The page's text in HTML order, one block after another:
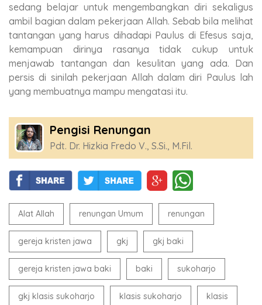
sedang belajar untuk mengembangkan diri sekaligus
ambil bagian dalam pekerjaan Allah. Sebab bila melihat
tantangan yang harus dihadapi Paulus di Efesus saja,
kemampuan dirinya rasanya tidak cukup untuk
menjawab tantangan dan kesulitan yang ada. Dan
persis di sinilah pekerjaan Allah dalam diri Paulus lah
yang membuatnya mampu mengatasi itu.
Pengisi Renungan
Pdt. Dr. Hizkia Fredo V., S.Si., M.Fil.
Alat Allah renungan Umum renungan
gereja kristen jawa gkj gkj baki
gereja kristen jawa baki baki sukoharjo
gkj klasis sukoharjo klasis sukoharjo klasis